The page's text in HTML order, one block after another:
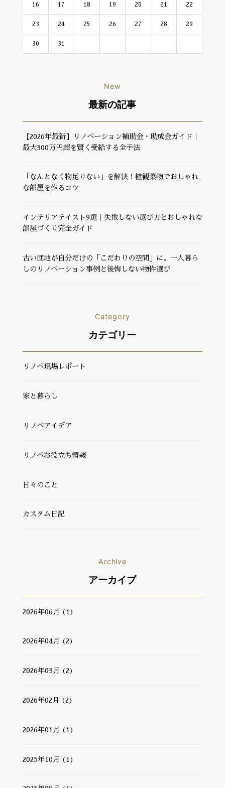
16 17 18 19 20 21 22
23 24 25 26 27 28 29
30 31
New
最新の記事
【2026年最新】リノベーション補助金・助成金ガイド｜
最大300万円超を賢く受給する全手法
「なんとなく物足りない」を解決！植観葉物でおしゃれ
な部屋を作るコツ
インテリアテイスト9選｜失敗しない選び方とおしゃれな
部屋づくり完全ガイド
古い団地が自分だけの「こだわりの空間」に。一人暮ら
しのリノベーション事例と後悔しない物件選び
Category
カテゴリー
リノベ現場レポート
家と暮らし
リノベアイデア
リノベお役立ち情報
日々のこと
カスタム日記
Archive
アーカイブ
2026年06月 (1)
2026年04月 (2)
2026年03月 (2)
2026年02月 (2)
2026年01月 (1)
2025年10月 (1)